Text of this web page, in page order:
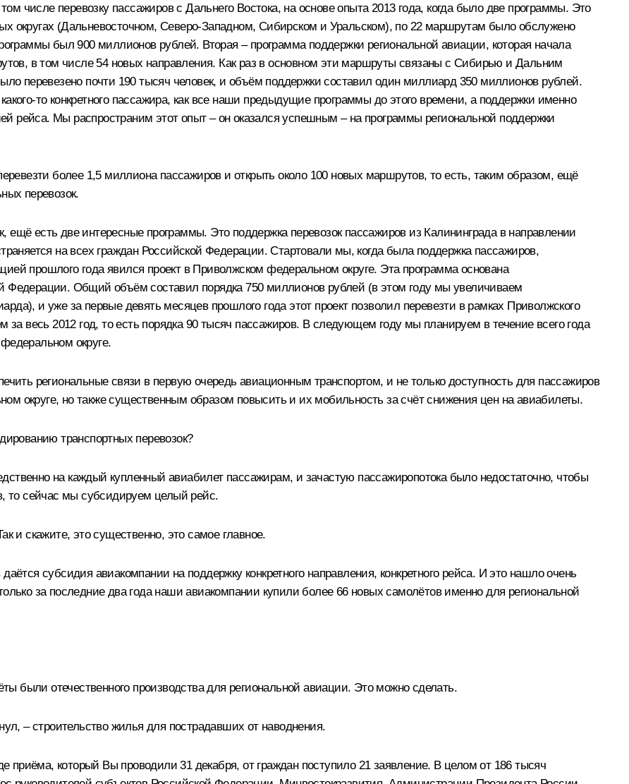
числе перевозку пассажиров с Дальнего Востока, на основе опыта 2013 года, когда было две программы. Это
округах (Дальневосточном, Северо-Западном, Сибирском и Уральском), по 22 маршрутам было обслужено
был 900 миллионов рублей. Вторая – программа поддержки региональной авиации, которая начала
в том числе 54 новых направления. Как раз в основном эти маршруты связаны с Сибирью и Дальним
перевезено почти 190 тысяч человек, и объём поддержки составил один миллиард 350 миллионов рублей.
конкретного пассажира, как все наши предыдущие программы до этого времени, а поддержки именно
рейса. Мы распространим этот опыт – он оказался успешным – на программы региональной поддержки
более 1,5 миллиона пассажиров и открыть около 100 новых маршрутов, то есть, таким образом, ещё
перевозок.
есть две интересные программы. Это поддержка перевозок пассажиров из Калининграда в направлении
на всех граждан Российской Федерации. Стартовали мы, когда была поддержка пассажиров,
прошлого года явился проект в Приволжском федеральном округе. Эта программа основана
Федерации. Общий объём составил порядка 750 миллионов рублей (в этом году мы увеличиваем
и уже за первые девять месяцев прошлого года этот проект позволил перевезти в рамках Приволжского
за весь 2012 год, то есть порядка 90 тысяч пассажиров. В следующем году мы планируем в течение всего года
округе.
региональные связи в первую очередь авиационным транспортом, и не только доступность для пассажиров
округе, но также существенным образом повысить и их мобильность за счёт снижения цен на авиабилеты.
транспортных перевозок?
на каждый купленный авиабилет пассажирам, и зачастую пассажиропотока было недостаточно, чтобы
то сейчас мы субсидируем целый рейс.
и скажите, это существенно, это самое главное.
субсидия авиакомпании на поддержку конкретного направления, конкретного рейса. И это нашло очень
за последние два года наши авиакомпании купили более 66 новых самолётов именно для региональной
были отечественного производства для региональной авиации. Это можно сделать.
– строительство жилья для пострадавших от наводнения.
приёма, который Вы проводили 31 декабря, от граждан поступило 21 заявление. В целом от 186 тысяч